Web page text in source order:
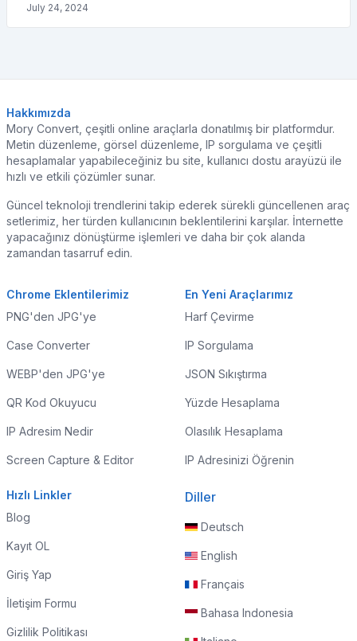
July 24, 2024
Hakkımızda
Mory Convert, çeşitli online araçlarla donatılmış bir platformdur.
Metin düzenleme, görsel düzenleme, IP sorgulama ve çeşitli
hesaplamalar yapabileceğiniz bu site, kullanıcı dostu arayüzü ile
hızlı ve etkili çözümler sunar.
Güncel teknoloji trendlerini takip ederek sürekli güncellenen araç
setlerimiz, her türden kullanıcının beklentilerini karşılar. İnternette
yapacağınız dönüştürme işlemleri ve daha bir çok alanda
zamandan tasarruf edin.
Chrome Eklentilerimiz
PNG'den JPG'ye
Case Converter
WEBP'den JPG'ye
QR Kod Okuyucu
IP Adresim Nedir
Screen Capture & Editor
En Yeni Araçlarımız
Harf Çevirme
IP Sorgulama
JSON Sıkıştırma
Yüzde Hesaplama
Olasılık Hesaplama
IP Adresinizi Öğrenin
Hızlı Linkler
Blog
Kayıt OL
Giriş Yap
İletişim Formu
Gizlilik Politikası
Diller
Deutsch
English
Français
Bahasa Indonesia